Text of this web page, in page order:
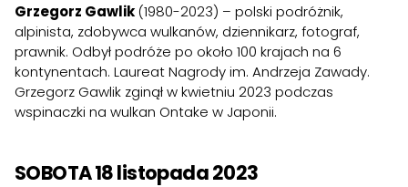
Grzegorz Gawlik(1980-2023) – polski podróżnik,
alpinista, zdobywca wulkanów, dziennikarz, fotograf,
prawnik. Odbył podróże po około 100 krajach na 6
kontynentach. Laureat Nagrody im. Andrzeja Zawady.
Grzegorz Gawlik zginął w kwietniu 2023 podczas
wspinaczki na wulkan Ontake w Japonii.
SOBOTA 18 listopada 2023